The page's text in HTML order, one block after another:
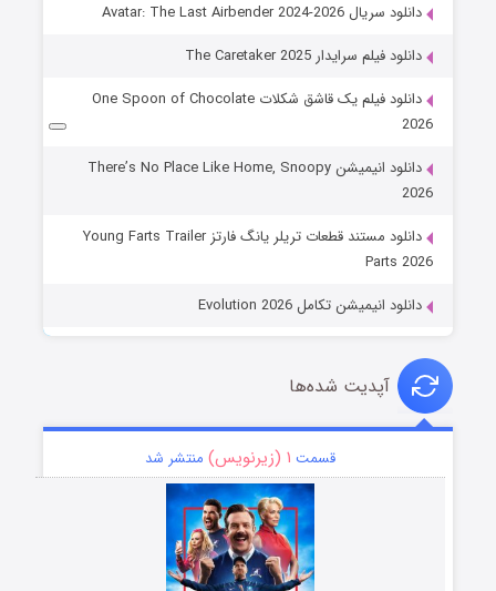
دانلود سریال Avatar: The Last Airbender 2024-2026
دانلود فیلم سرایدار The Caretaker 2025
دانلود فیلم یک قاشق شکلات One Spoon of Chocolate
2026
دانلود انیمیشن There’s No Place Like Home, Snoopy
2026
دانلود مستند قطعات تریلر یانگ فارتز Young Farts Trailer
Parts 2026
دانلود انیمیشن تکامل Evolution 2026
آپدیت شده‌ها
قسمت ۱ (زیرنویس) منتشر شد